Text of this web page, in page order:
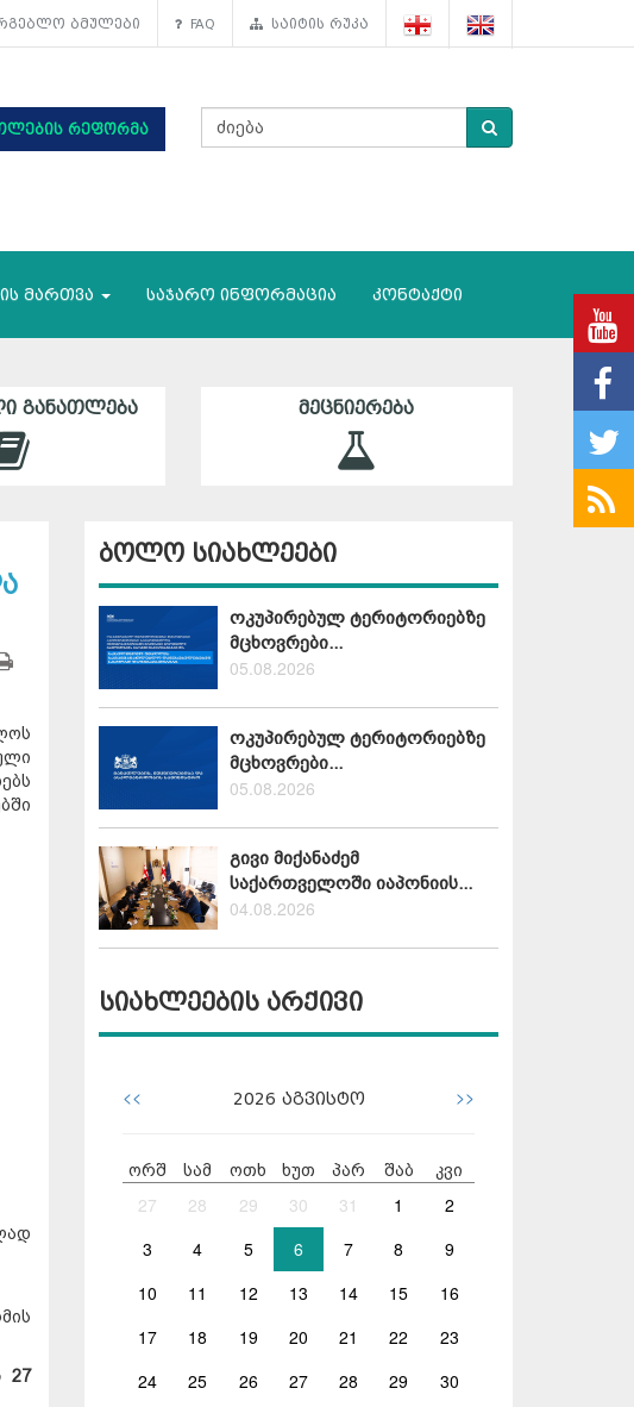
ბმულები FAQ საიტის რუკა
რეფორმა
მართვა საჯარო ინფორმაცია კონტაქტი
ᲒᲐᲜᲐᲗᲚᲔᲑᲐ ᲛᲔᲪᲜᲘᲔᲠᲔᲑᲐ
27
ბოლო სიახლეები
ოკუპირებულ ტერიტორიებზე
მცხოვრები...
05.08.2026
ოკუპირებულ ტერიტორიებზე
მცხოვრები...
05.08.2026
გივი მიქანაძემ
საქართველოში იაპონიის...
04.08.2026
სიახლეების არქივი
<< 2026 აგვისტო >>
ორშ სამ ოთხ ხუთ პარ შაბ კვი
27 28 29 30 31 1
2
3
4 5 6 7 8
9
10
11 12 13 14 15
16
17
18 19 20 21 22
23
24
25 26 27 28 29
30